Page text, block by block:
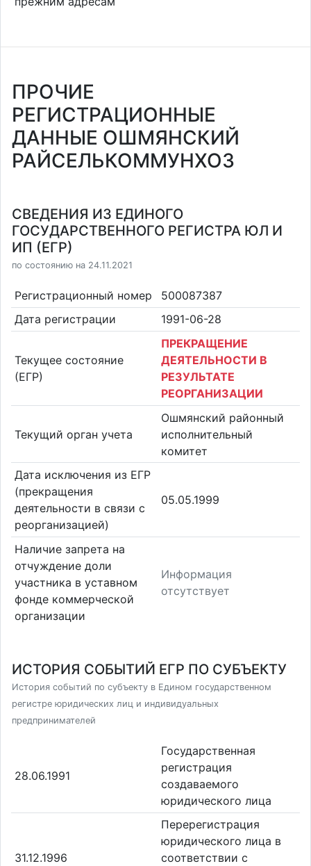
ПРОЧИЕ
РЕГИСТРАЦИОННЫЕ
ДАННЫЕ ОШМЯНСКИЙ
РАЙСЕЛЬКОММУНХОЗ
СВЕДЕНИЯ ИЗ ЕДИНОГО
ГОСУДАРСТВЕННОГО РЕГИСТРА ЮЛ И
ИП (ЕГР)
по состоянию на 24.11.2021
Регистрационный номер
500087387
Дата регистрации
1991-06-28
Текущее состояние
(ЕГР)
ПРЕКРАЩЕНИЕ
ДЕЯТЕЛЬНОСТИ В
РЕЗУЛЬТАТЕ
РЕОРГАНИЗАЦИИ
Текущий орган учета
Ошмянский районный
исполнительный
комитет
Дата исключения из ЕГР
(прекращения
деятельности в связи с
реорганизацией)
05.05.1999
Наличие запрета на
отчуждение доли
участника в уставном
фонде коммерческой
организации
Информация
отсутствует
ИСТОРИЯ СОБЫТИЙ ЕГР ПО СУБЪЕКТУ
История событий по субъекту в Едином государственном
регистре юридических лиц и индивидуальных
предпринимателей
28.06.1991
Государственная
регистрация
создаваемого
юридического лица
31.12.1996
Перерегистрация
юридического лица в
соответствии с